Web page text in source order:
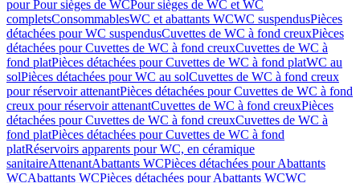
pour Pour sièges de WCPour sièges de WC et WC
completsConsommablesWC et abattants WCWC suspendusPièces
détachées pour WC suspendusCuvettes de WC à fond creuxPièces
détachées pour Cuvettes de WC à fond creuxCuvettes de WC à
fond platPièces détachées pour Cuvettes de WC à fond platWC au
solPièces détachées pour WC au solCuvettes de WC à fond creux
pour réservoir attenantPièces détachées pour Cuvettes de WC à fond
creux pour réservoir attenantCuvettes de WC à fond creuxPièces
détachées pour Cuvettes de WC à fond creuxCuvettes de WC à
fond platPièces détachées pour Cuvettes de WC à fond
platRéservoirs apparents pour WC, en céramique
sanitaireAttenantAbattants WCPièces détachées pour Abattants
WCAbattants WCPièces détachées pour Abattants WCWC